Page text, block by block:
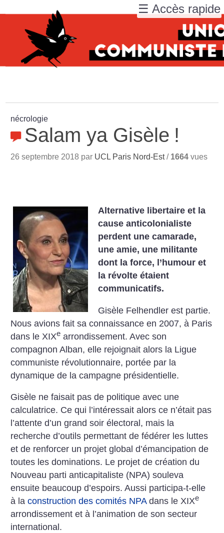
nécrologie
Salam ya Gisèle !
26 septembre 2018 par UCL Paris Nord-Est/ 1664 vues
Alternative libertaire et la
cause anticolonialiste
perdent une camarade,
une amie, une militante
dont la force, l’humour et
la révolte étaient
communicatifs.
Gisèle Felhendler est partie.
Nous avions fait sa connaissance en 2007, à Paris
dans le XIXe arrondissement. Avec son
compagnon Alban, elle rejoignait alors la Ligue
communiste révolutionnaire, portée par la
dynamique de la campagne présidentielle.
Gisèle ne faisait pas de politique avec une
calculatrice. Ce qui l’intéressait alors ce n’était pas
l’attente d’un grand soir électoral, mais la
recherche d’outils permettant de fédérer les luttes
et de renforcer un projet global d’émancipation de
toutes les dominations. Le projet de création du
Nouveau parti anticapitaliste (NPA) souleva
ensuite beaucoup d’espoirs. Aussi participa-t-elle
à laconstruction des comités NPAdans le XIXe
arrondissement et à l’animation de son secteur
international.
☰ Accès rapide